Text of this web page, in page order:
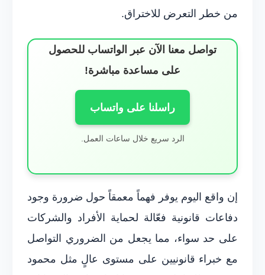
من خطر التعرض للاختراق.
تواصل معنا الآن عبر الواتساب للحصول
على مساعدة مباشرة!
راسلنا على واتساب
الرد سريع خلال ساعات العمل.
إن واقع اليوم يوفر فهماً معمقاً حول ضرورة وجود
دفاعات قانونية فعّالة لحماية الأفراد والشركات
على حد سواء، مما يجعل من الضروري التواصل
مع خبراء قانونيين على مستوى عالٍ مثل محمود